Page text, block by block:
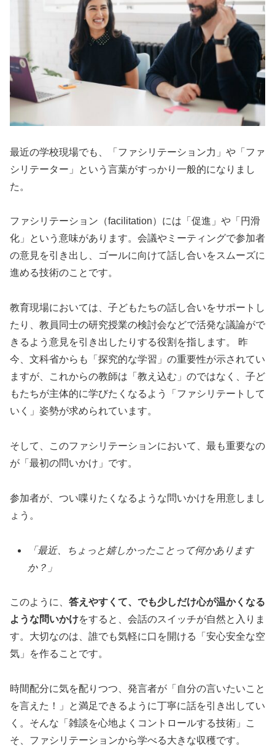
最近の学校現場でも、「ファシリテーション力」や「ファ
シリテーター」という言葉がすっかり一般的になりまし
た。
ファシリテーション（facilitation）には「促進」や「円滑
化」という意味があります。会議やミーティングで参加者
の意見を引き出し、ゴールに向けて話し合いをスムーズに
進める技術のことです。
教育現場においては、子どもたちの話し合いをサポートし
たり、教員同士の研究授業の検討会などで活発な議論がで
きるよう意見を引き出したりする役割を指します。 昨
今、文科省からも「探究的な学習」の重要性が示されてい
ますが、これからの教師は「教え込む」のではなく、子ど
もたちが主体的に学びたくなるよう「ファシリテートして
いく」姿勢が求められています。
そして、このファシリテーションにおいて、最も重要なの
が「最初の問いかけ」です。
参加者が、つい喋りたくなるような問いかけを用意しまし
ょう。
「最近、ちょっと嬉しかったことって何かあります
か？」
このように、 答えやすくて、でも少しだけ心が温かくなる
ような問いかけをすると、会話のスイッチが自然と入りま
す。大切なのは、誰でも気軽に口を開ける「安心安全な空
気」を作ることです。
時間配分に気を配りつつ、発言者が「自分の言いたいこと
を言えた！」と満足できるように丁寧に話を引き出してい
く。そんな「雑談を心地よくコントロールする技術」こ
そ、ファシリテーションから学べる大きな収穫です。